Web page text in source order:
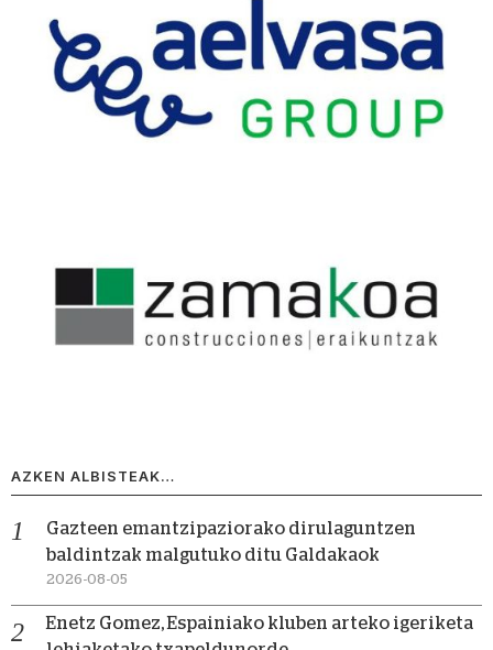
AZKEN ALBISTEAK…
Gazteen emantzipaziorako dirulaguntzen
baldintzak malgutuko ditu Galdakaok
2026-08-05
Enetz Gomez, Espainiako kluben arteko igeriketa